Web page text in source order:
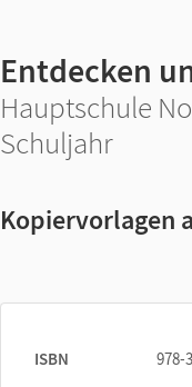
Entdecken
Hauptschule
Schuljahr
Kopiervorlagen
ISBN
978-